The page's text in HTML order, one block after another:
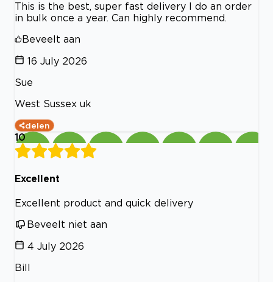
This is the best, super fast delivery I do an order
in bulk once a year. Can highly recommend.
Beveelt aan
16 July 2026
Sue
West Sussex uk
delen
10
Excellent
Excellent product and quick delivery
Beveelt niet aan
4 July 2026
Bill